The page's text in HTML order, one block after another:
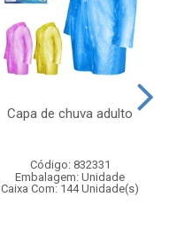
Capa de chuva adulto
Código: 832331
Embalagem: Unidade
Caixa Com: 144 Unidade(s)